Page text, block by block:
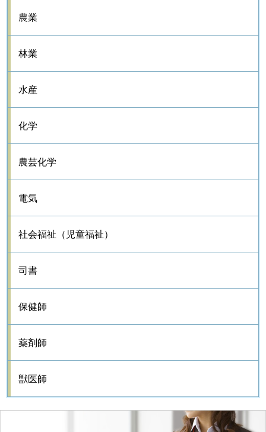
農業
林業
水産
化学
農芸化学
電気
社会福祉（児童福祉）
司書
保健師
薬剤師
獣医師